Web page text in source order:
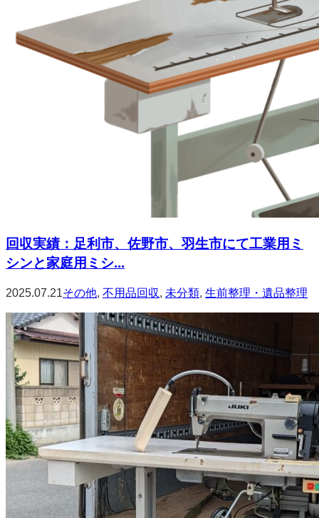
回収実績：足利市、佐野市、羽生市にて工業用ミ
シンと家庭用ミシ...
2025.07.21その他, 不用品回収, 未分類, 生前整理・遺品整理